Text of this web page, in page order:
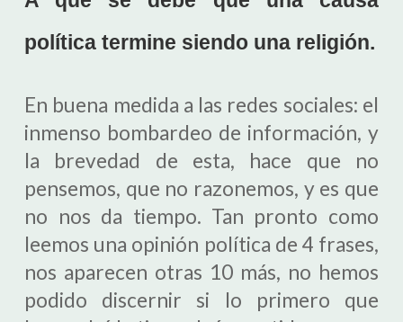
política termine siendo una religión.
En buena medida a las redes sociales: el
inmenso bombardeo de información, y
la brevedad de esta, hace que no
pensemos, que no razonemos, y es que
no nos da tiempo. Tan pronto como
leemos una opinión política de 4 frases,
nos aparecen otras 10 más, no hemos
podido discernir si lo primero que